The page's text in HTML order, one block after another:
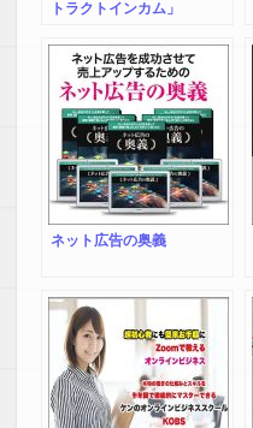
トラクトインカム」
ネット広告の奥義